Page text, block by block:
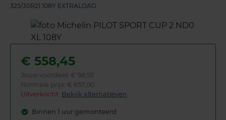
325/30R21 108Y EXTRALOAD
€ 558,45
Jouw voordeel: € 98,55
Normale prijs: € 657,00
Uitverkocht: Bekijk alternatieven
Binnen 1 uur gemonteerd